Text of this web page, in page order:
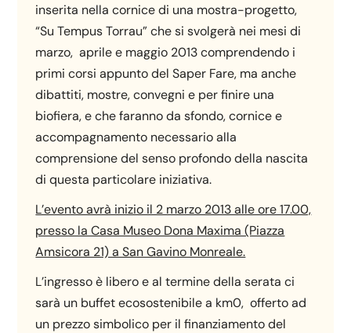
inserita nella cornice di una mostra-progetto,
“Su Tempus Torrau” che si svolgerà nei mesi di
marzo, aprile e maggio 2013 comprendendo i
primi corsi appunto del Saper Fare, ma anche
dibattiti, mostre, convegni e per finire una
biofiera, e che faranno da sfondo, cornice e
accompagnamento necessario alla
comprensione del senso profondo della nascita
di questa particolare iniziativa.
L’evento avrà inizio il 2 marzo 2013 alle ore 17.00,
presso la Casa Museo Dona Maxima (Piazza
Amsicora 21) a San Gavino Monreale.
L’ingresso è libero e al termine della serata ci
sarà un buffet ecosostenibile a km0, offerto ad
un prezzo simbolico per il finanziamento del